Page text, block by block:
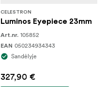
CELESTRON
Luminos Eyepiece 23mm
Art.nr. 105852
EAN 050234934343
Sandėlyje
327,90 €